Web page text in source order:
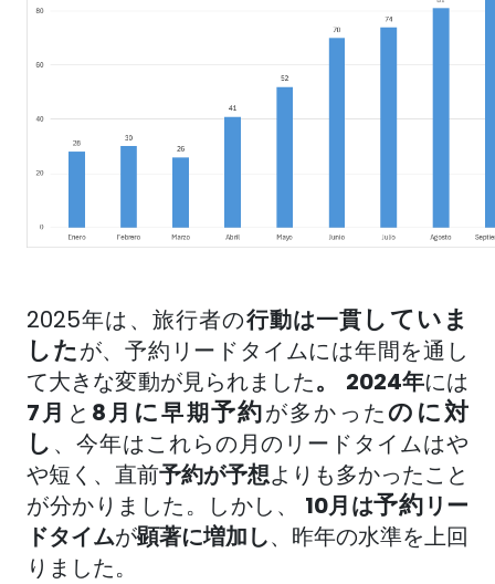
2025年は、 旅行者の行動は一貫していま
したが、予約リードタイムには年間を通し
て大きな変動が見られました。 2024年には
7月 と 8月 に早期予約が多かったのに対
し 、今年はこれらの月のリードタイムはや
や短く、 直前予約が予想よりも多かったこと
が分かりました。しかし、
10月は予約リー
ドタイムが顕著に増加し、昨年の水準を上回
りました。